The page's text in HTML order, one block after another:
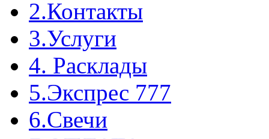
2.Контакты
3.Услуги
4. Расклады
5.Экспрес 777
6.Свечи